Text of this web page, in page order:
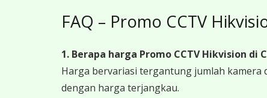
FAQ – Promo CCTV
1. Berapa harga Promo CCTV Hikvision di
Harga bervariasi tergantung jumlah kamera
dengan harga terjangkau.